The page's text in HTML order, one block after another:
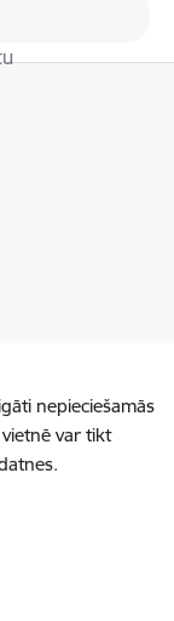
nepieciešamās
var tikt